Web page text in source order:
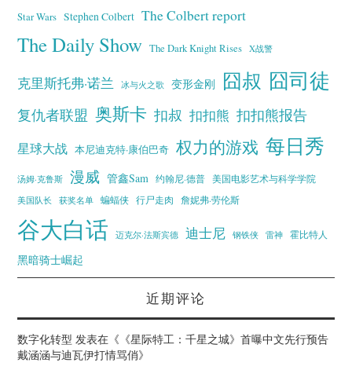
Star Wars Stephen Colbert The Colbert report
The Daily Show The Dark Knight Rises X战警
克里斯托弗·诺兰 冰与火之歌 变形金刚 囧叔 囧司徒
复仇者联盟 奥斯卡 扣叔 扣扣熊 扣扣熊报告
星球大战 本尼迪克特·康伯巴奇 权力的游戏 每日秀
汤姆·克鲁斯 漫威 管鑫Sam 约翰尼·德普
美国电影艺术与科学学院
美国队长
获奖名单 蝙蝠侠 行尸走肉 詹妮弗·劳伦斯
谷大白话 迈克尔·法斯宾德 迪士尼 钢铁侠 雷神 霍比特人
黑暗骑士崛起
近期评论
数字化转型 发表在《 《星际特工：千星之城》首曝中文先行预告
戴涵涵与迪瓦伊打情骂俏》